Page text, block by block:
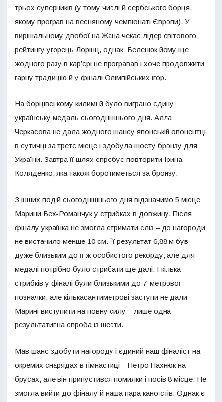
трьох суперників (у тому числі й сербського борця,
якому програв на весняному чемпіонаті Європи). У
вирішальному двобої на Жана чекає лідер світового
рейтингу угорець Лорінц, однак Беленюк йому ще
жодного разу в кар’єрі не програвав і хоче продовжити
гарну традицію й у фіналі Олімпійських ігор.
На борцівському килимі й було виграно єдину
українську медаль сьогоднішнього дня. Алла
Черкасова не дала жодного шансу японській опонентці
в сутичці за третє місце і здобула шосту бронзу для
України. Завтра її шлях спробує повторити Ірина
Коляденко, яка також боротиметься за бронзу.
З інших подій сьогоднішнього дня відзначимо 5 місце
Марини Бех-Романчук у стрибках в довжину. Після
фіналу українка не змогла стримати сліз – до нагороди
не вистачило менше 10 см. Її результат 6,88 м був
дуже близьким до її ж особистого рекорду, але для
медалі потрібно було стрибати ще далі. І кілька
стрибків у фіналі були близькими до 7-метрової
позначки, але кількасантиметрові заступи не дали
Марині виступити на повну силу – лише одна
результативна спроба із шести.
Мав шанс здобути нагороду і єдиний наш фіналіст на
окремих снарядах в гімнастиці – Петро Пахнюк на
брусах, але він припустився помилки і посів 8 місце. Не
змогла вийти до фіналу й наша пара каноїстів. Однак є